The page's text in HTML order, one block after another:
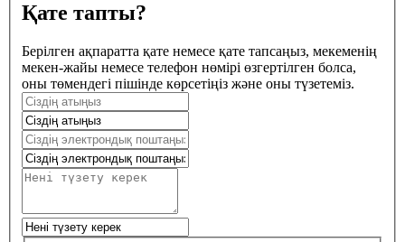
Қате тапты?
Берілген ақпаратта қате немесе қате тапсаңыз, мекеменің
мекен-жайы немесе телефон нөмірі өзгертілген болса,
оны төмендегі пішінде көрсетіңіз және оны түзетеміз.